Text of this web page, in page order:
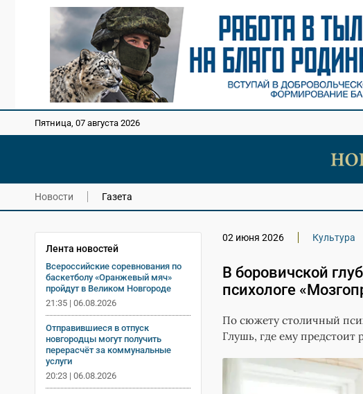
Пятница, 07 августа 2026
Новости Газета
Лента новостей
Всероссийские соревнования по
баскетболу «Оранжевый мяч»
пройдут в Великом Новгороде
21:35 | 06.08.2026
Отправившиеся в отпуск
новгородцы могут получить
перерасчёт за коммунальные
услуги
20:23 | 06.08.2026
02 июня 2026 Культура
В боровичской
психологе
По сюжету столичный
Глушь, где ему